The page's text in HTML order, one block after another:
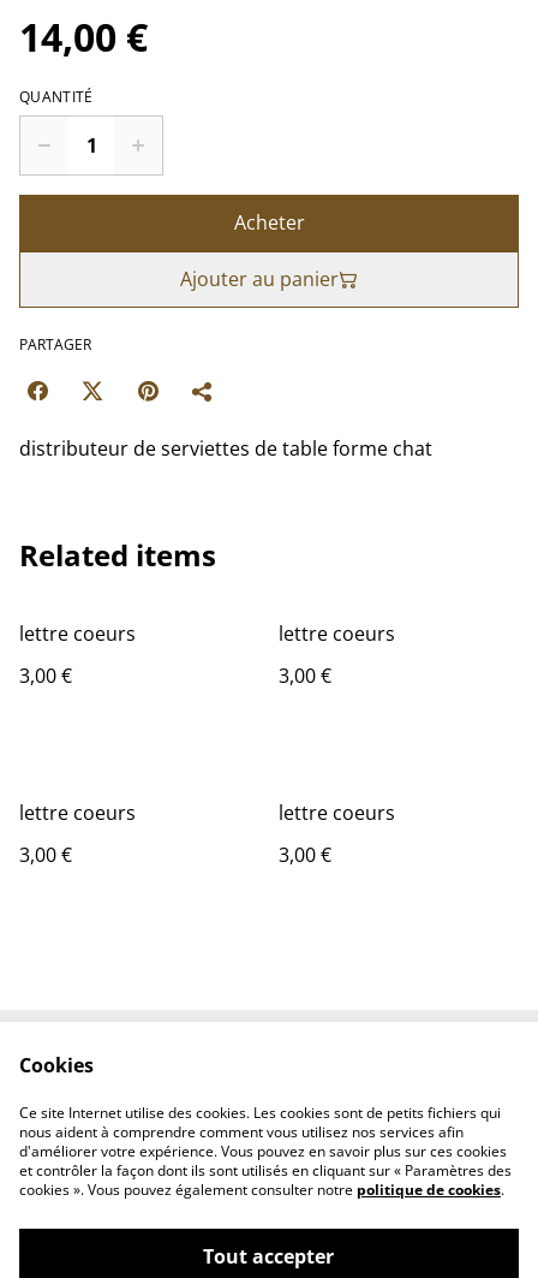
14,00 €
QUANTITÉ
Acheter
Ajouter au panier
PARTAGER
distributeur de serviettes de table forme chat
Related items
lettre coeurs
3,00 €
lettre coeurs
3,00 €
lettre coeurs
3,00 €
lettre coeurs
3,00 €
Politique de
confidentialité
Politique de cookies
Cookies
Ce site Internet utilise des cookies. Les cookies sont de petits fichiers qui
nous aident à comprendre comment vous utilisez nos services afin
d'améliorer votre expérience. Vous pouvez en savoir plus sur ces cookies
et contrôler la façon dont ils sont utilisés en cliquant sur « Paramètres des
cookies ». Vous pouvez également consulter notre politique de cookies.
Tout accepter